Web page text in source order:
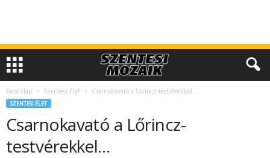
Kezdőlap Szentesi Élet Csarnokavató a Lőrincz-testvérekkel…
SZENTESI ÉLET
Csarnokavató a Lőrincz-
testvérekkel…